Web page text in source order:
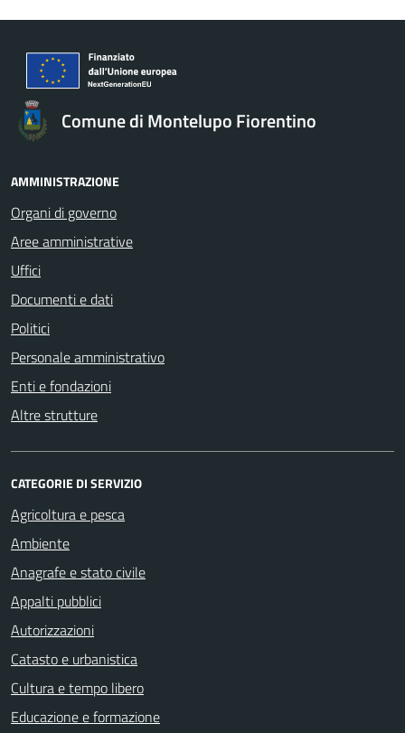
Comune di Montelupo Fiorentino
AMMINISTRAZIONE
Organi di governo
Aree amministrative
Uffici
Documenti e dati
Politici
Personale amministrativo
Enti e fondazioni
Altre strutture
CATEGORIE DI SERVIZIO
Agricoltura e pesca
Ambiente
Anagrafe e stato civile
Appalti pubblici
Autorizzazioni
Catasto e urbanistica
Cultura e tempo libero
Educazione e formazione